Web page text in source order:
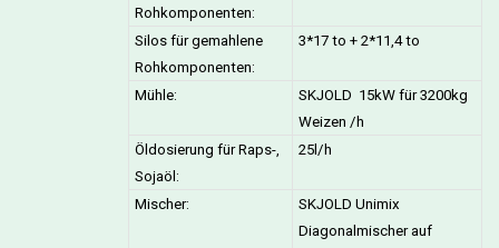
Rohkomponenten:
Silos für gemahlene
Rohkomponenten:
3*17 to + 2*11,4 to
Mühle:
SKJOLD 15kW für 3200kg
Weizen /h
Öldosierung für Raps-,
Sojaöl:
25l/h
Mischer:
SKJOLD Unimix
Diagonalmischer auf